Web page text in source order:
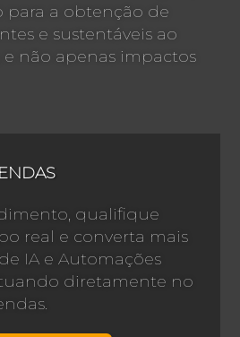
para a obtenção de
e sustentáveis ao
e não apenas impactos
qualifique
real e converta mais
IA e Automações
diretamente no